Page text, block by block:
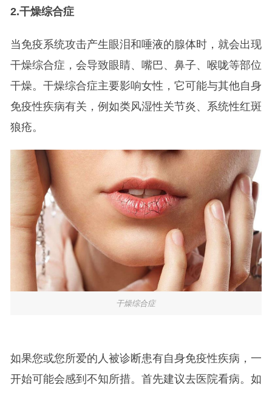
2.干燥综合症
当免疫系统攻击产生眼泪和唾液的腺体时，就会出现
干燥综合症，会导致眼睛、嘴巴、鼻子、喉咙等部位
干燥。干燥综合症主要影响女性，它可能与其他自身
免疫性疾病有关，例如类风湿性关节炎、系统性红斑
狼疮。
干燥综合症
如果您或您所爱的人被诊断患有自身免疫性疾病，一
开始可能会感到不知所措。首先建议去医院看病。如